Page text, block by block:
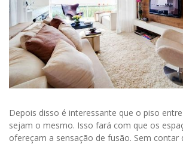
Depois disso é interessante que o piso
sejam o mesmo. Isso fará com que os
ofereçam a sensação de fusão. Sem contar